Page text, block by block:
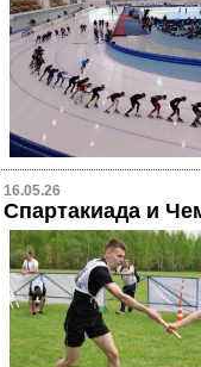
16.05.26
Спартакиада и